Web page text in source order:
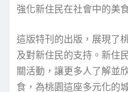
強化新住民在社會中的美
這版特刊的出版，展現了
及對新住民的支持。新住
關活動，讓更多人了解並
食，為桃園這座多元化的